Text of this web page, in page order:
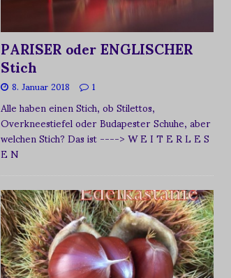
PARISER oder ENGLISCHER
Stich
8. Januar 2018 1
Alle haben einen Stich, ob Stilettos,
Overkneestiefel oder Budapester Schuhe, aber
welchen Stich? Das ist----> W E I T E R L E S
E N